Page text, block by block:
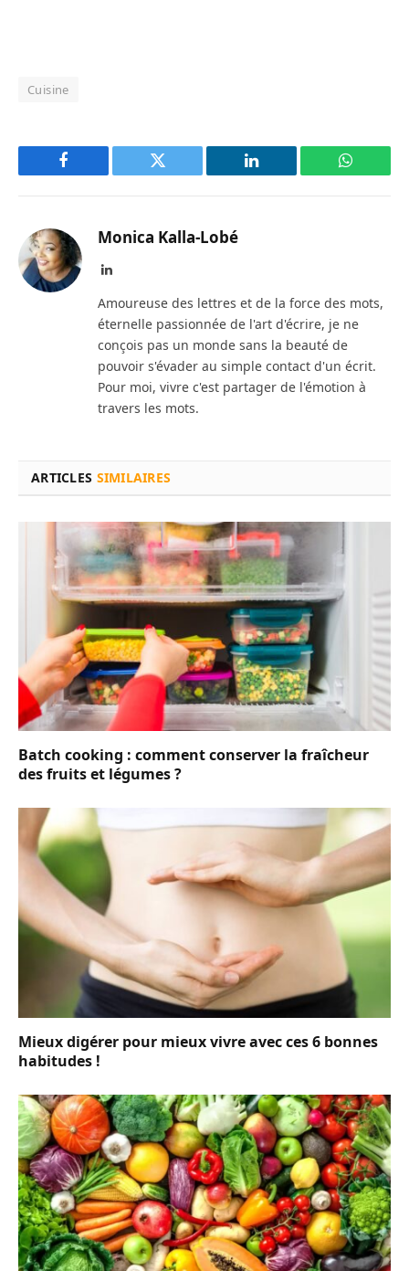
Cuisine
Facebook Twitter LinkedIn
Monica Kalla-Lobé
LinkedIn
Amoureuse des lettres et de la force des mots,
éternelle passionnée de l'art d'écrire, je ne
conçois pas un monde sans la beauté de
pouvoir s'évader au simple contact d'un écrit.
Pour moi, vivre c'est partager de l'émotion à
travers les mots.
ARTICLES SIMILAIRES
Batch cooking : comment conserver la fraîcheur
des fruits et légumes ?
Mieux digérer pour mieux vivre avec ces 6 bonnes
habitudes !